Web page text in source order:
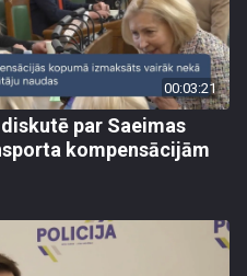
00:03:21
par Saeimas
kompensācijām